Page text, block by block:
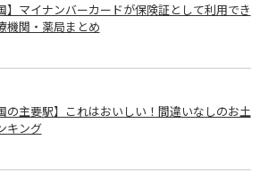
】マイナンバーカードが保険証として利用でき
機関・薬局まとめ
の主要駅】これはおいしい！間違いなしのお土
キング